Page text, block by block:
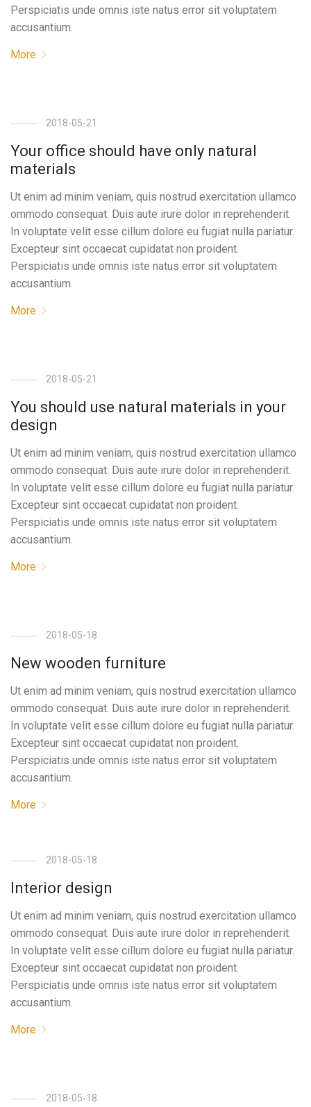
Perspiciatis unde omnis iste natus error sit voluptatem
accusantium.
More
2018-05-21
Your office should have only natural
materials
Ut enim ad minim veniam, quis nostrud exercitation ullamco
ommodo consequat. Duis aute irure dolor in reprehenderit.
In voluptate velit esse cillum dolore eu fugiat nulla pariatur.
Excepteur sint occaecat cupidatat non proident.
Perspiciatis unde omnis iste natus error sit voluptatem
accusantium.
More
2018-05-21
You should use natural materials in your
design
Ut enim ad minim veniam, quis nostrud exercitation ullamco
ommodo consequat. Duis aute irure dolor in reprehenderit.
In voluptate velit esse cillum dolore eu fugiat nulla pariatur.
Excepteur sint occaecat cupidatat non proident.
Perspiciatis unde omnis iste natus error sit voluptatem
accusantium.
More
2018-05-18
New wooden furniture
Ut enim ad minim veniam, quis nostrud exercitation ullamco
ommodo consequat. Duis aute irure dolor in reprehenderit.
In voluptate velit esse cillum dolore eu fugiat nulla pariatur.
Excepteur sint occaecat cupidatat non proident.
Perspiciatis unde omnis iste natus error sit voluptatem
accusantium.
More
2018-05-18
Interior design
Ut enim ad minim veniam, quis nostrud exercitation ullamco
ommodo consequat. Duis aute irure dolor in reprehenderit.
In voluptate velit esse cillum dolore eu fugiat nulla pariatur.
Excepteur sint occaecat cupidatat non proident.
Perspiciatis unde omnis iste natus error sit voluptatem
accusantium.
More
2018-05-18